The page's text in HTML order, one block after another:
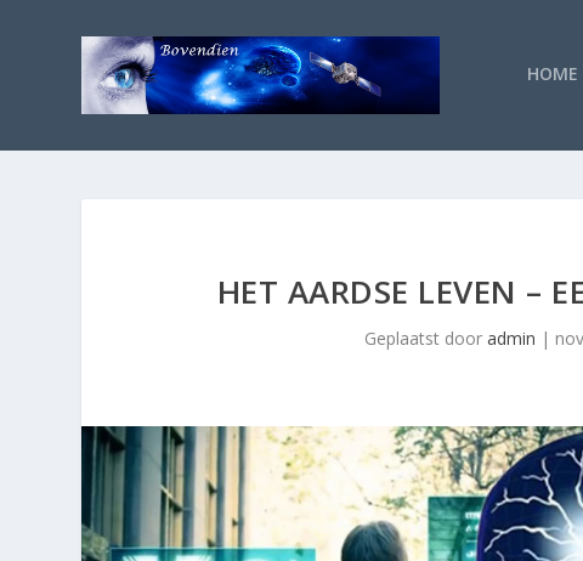
HOME
HET AARDSE LEVEN –
Geplaatst door admin |